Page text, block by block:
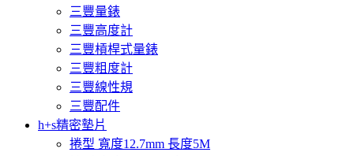
三豐量錶
三豐高度計
三豐槓桿式量錶
三豐粗度計
三豐線性規
三豐配件
h+s精密墊片
捲型 寬度12.7mm 長度5M